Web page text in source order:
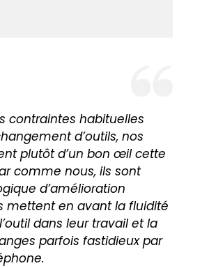
contraintes habituelles
d’outils, nos
plutôt d’un bon œil cette
comme nous, ils sont
d’amélioration
mettent en avant la fluidité
dans leur travail et la
parfois fastidieux par